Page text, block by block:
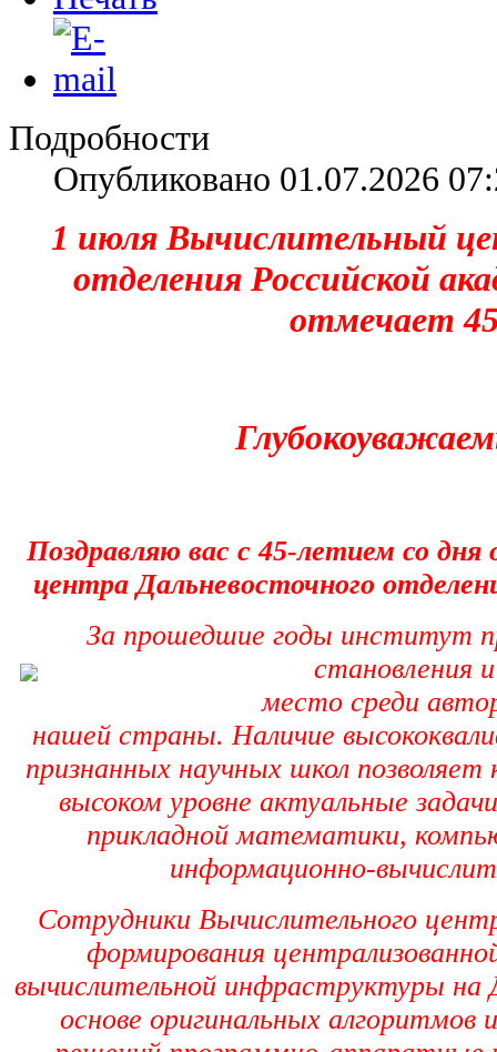
Подробности
Опубликовано 01.07.2026
1 июля Вычислительный
отделения
отмечает
Поздравляю вас с 45-летием со дня
центра Дальневосточного
За прошедшие годы институт
становления
место среди
нашей страны. Наличие
признанных научных школ
высоком уровне актуальные
прикладной математики,
информационно-
Сотрудники Вычислительного
формирования
вычислительной инфраструктуры на
основе оригинальных алгоритмов